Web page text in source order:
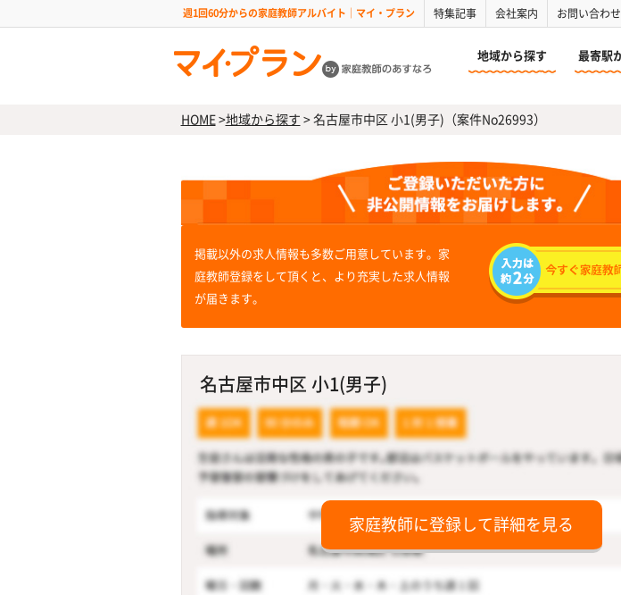
週1回60分からの家庭教師アルバイト｜マイ・プラン 特集記事 会社案内 お問い合わせ
地域から探す 最寄駅
HOME>地域から探す >名古屋市中区 小1(男子)（案件No26993）
掲載以外の求人情報も多数ご用意しています。家
庭教師登録をして頂くと、より充実した求人情報
が届きます。
名古屋市中区 小1(男子)
家庭教師に登録して詳細を見る